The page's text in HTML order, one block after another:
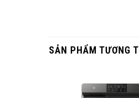
Hiệu suất giặt vượt
SẢN PHẨM TƯƠNG